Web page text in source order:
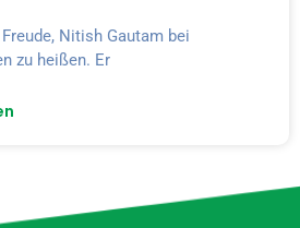
Nitish Gautam bei
zu heißen. Er